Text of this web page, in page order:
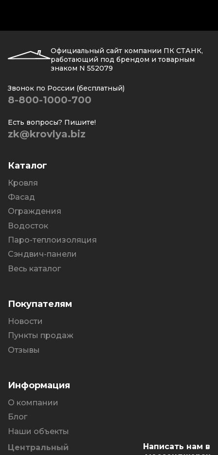
Официальный сайт компании ПК СТАНК,
работающий под брендом и товарным
знаком N 552079
Звонок по России (бесплатный)
8-800-1000-700
Есть вопросы? Пишите!
zk@krovlya.biz
Каталог
Кровля
Фасад
Ограждения
Водосток
Паро-теплоизоляция
Сэндвич-панели
Весь каталог
Покупателям
Новости
Пункты продаж
Отзывы
Информация
О компании
Блог
Наши объекты
Центральный
Написать нам в